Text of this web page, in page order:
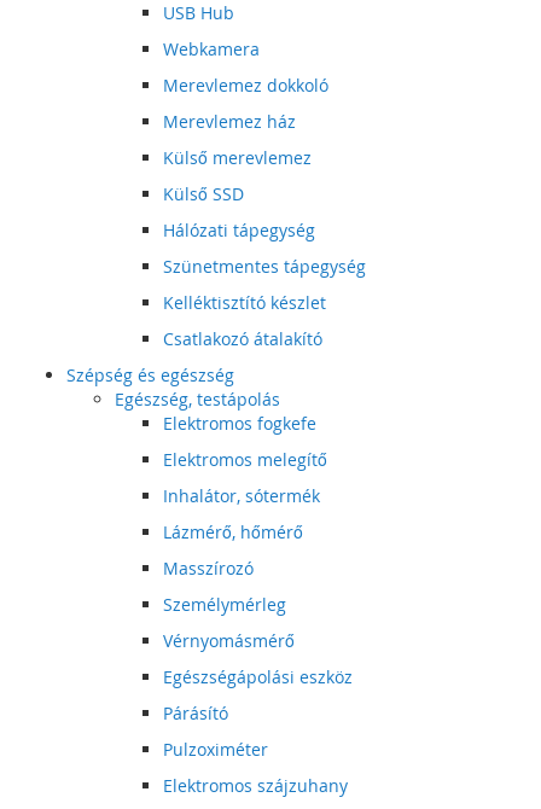
USB Hub
Webkamera
Merevlemez dokkoló
Merevlemez ház
Külső merevlemez
Külső SSD
Hálózati tápegység
Szünetmentes tápegység
Kelléktisztító készlet
Csatlakozó átalakító
Szépség és egészség
Egészség, testápolás
Elektromos fogkefe
Elektromos melegítő
Inhalátor, sótermék
Lázmérő, hőmérő
Masszírozó
Személymérleg
Vérnyomásmérő
Egészségápolási eszköz
Párásító
Pulzoximéter
Elektromos szájzuhany